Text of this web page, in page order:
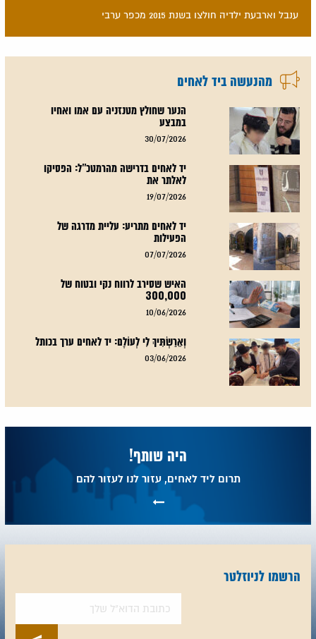
ענבל וארבעת ילדיה חולצו בשנת 2015 מכפר ערבי
מהנעשה ביד לאחים
הנער שחולץ מטנזניה עם אמו ואחיו
במבצע
30/07/2026
יד לאחים בדרישה מהרמטכ"ל: הפסיקו
לאלתר את
19/07/2026
יד לאחים מתריע: עליית מדרגה של
הפעילות
07/07/2026
האיש שסירב לרווח נקי ובטוח של
300,000
10/06/2026
וְאֵרַשְׂתִּיךְ לִי לְעוֹלָם: יד לאחים ערך בכותל
03/06/2026
היה שותף!
תרום ליד לאחים, עזור לנו לעזור להם
הרשמו לניוזלטר